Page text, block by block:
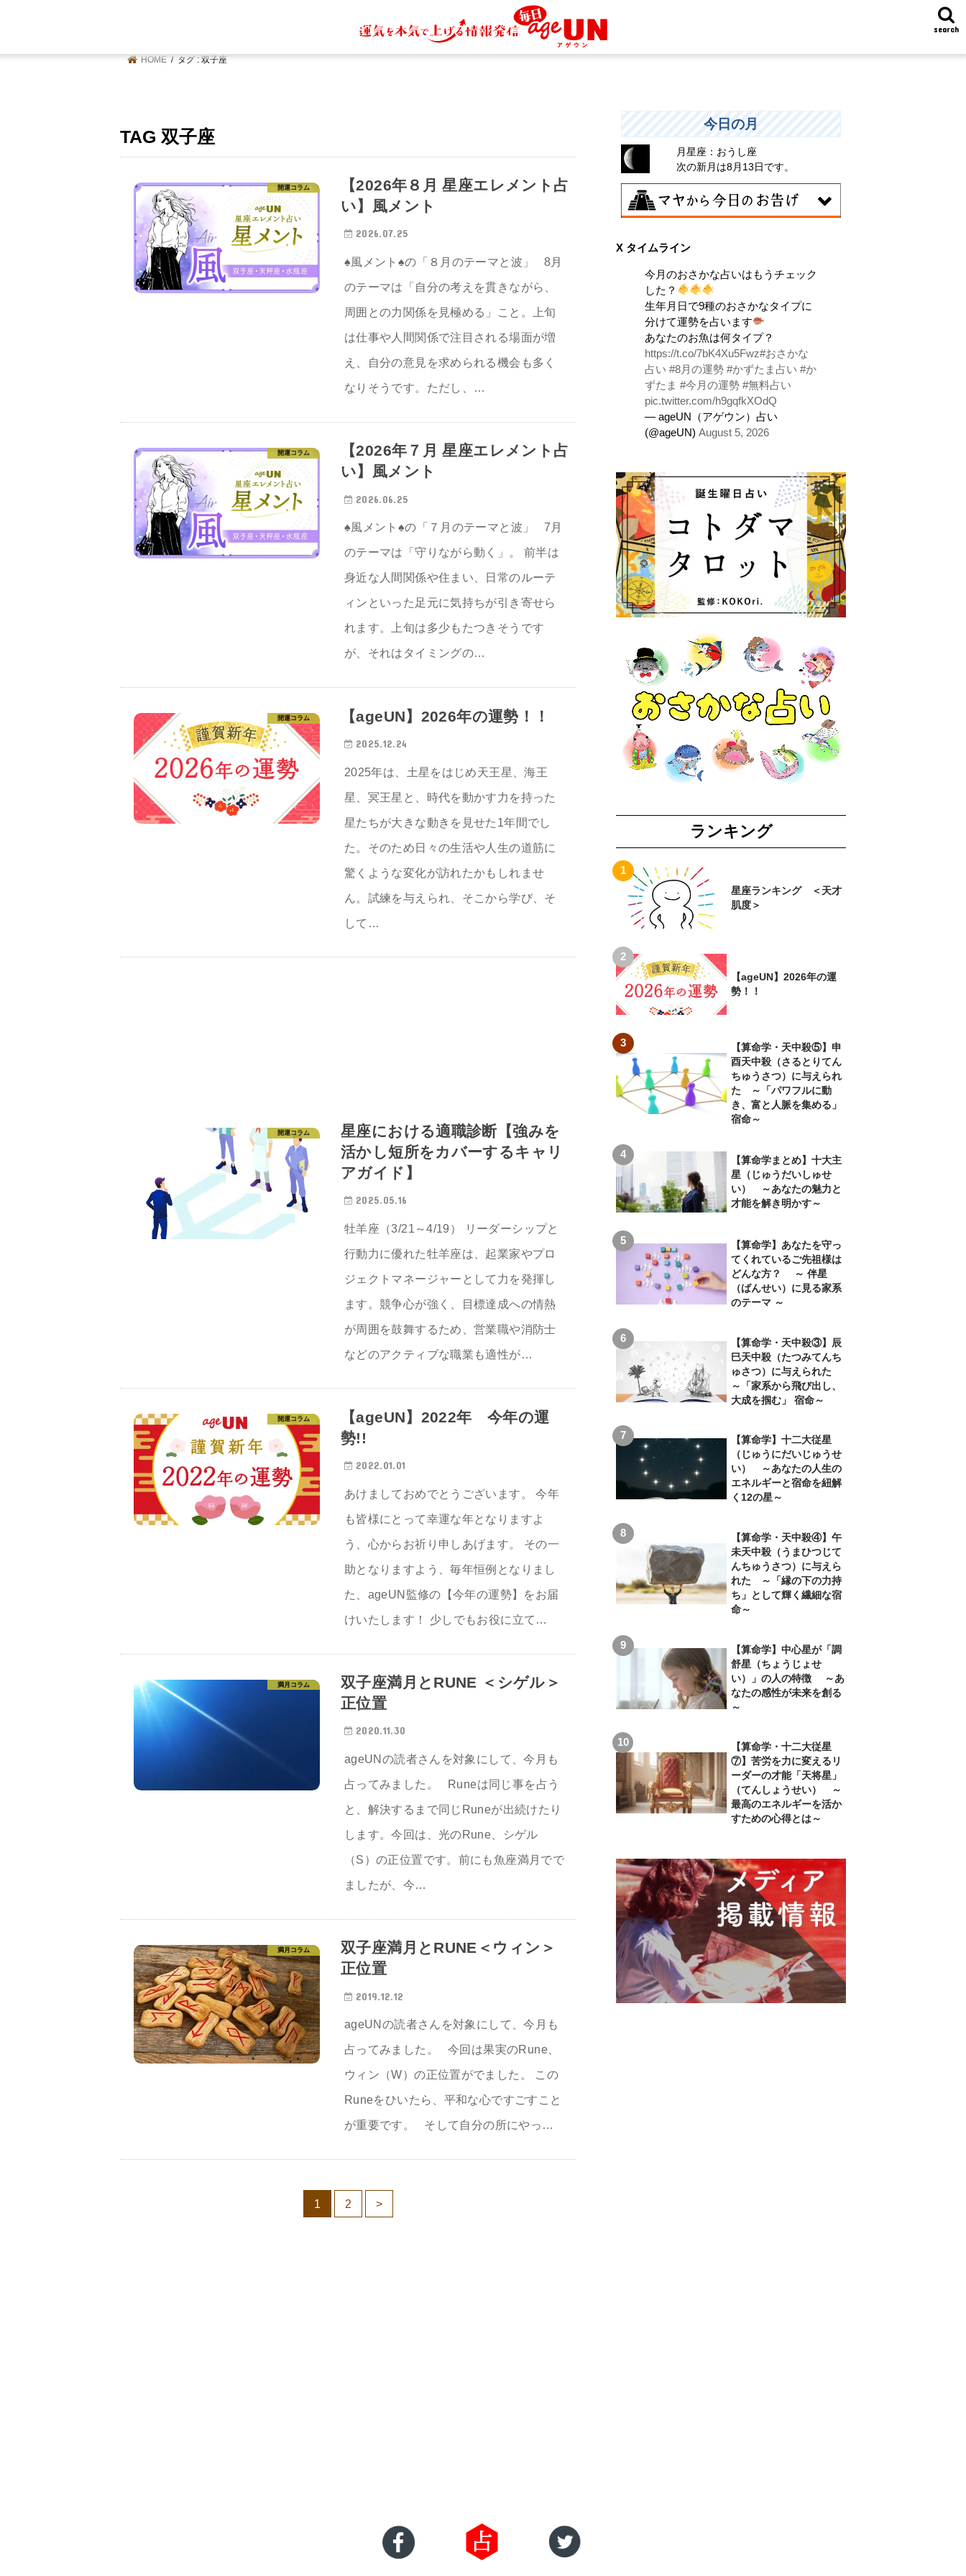
search
HOME タグ : 双子座
TAG 双子座
開運コラム
【2026年８月 星座エレメント占
い】風メント
2026.07.25
♠風メント♠の「８月のテーマと波」 8月
のテーマは「自分の考えを貫きながら、
周囲との力関係を見極める」こと。上旬
は仕事や人間関係で注目される場面が増
え、自分の意見を求められる機会も多く
なりそうです。ただし、…
開運コラム
【2026年７月 星座エレメント占
い】風メント
2026.06.25
♠風メント♠の「７月のテーマと波」 7月
のテーマは「守りながら動く」。 前半は
身近な人間関係や住まい、日常のルーテ
ィンといった足元に気持ちが引き寄せら
れます。上旬は多少もたつきそうです
が、それはタイミングの…
開運コラム 【ageUN】2026年の運勢！！
2025.12.24
2025年は、土星をはじめ天王星、海王
星、冥王星と、時代を動かす力を持った
星たちが大きな動きを見せた1年間でし
た。そのため日々の生活や人生の道筋に
驚くような変化が訪れたかもしれませ
ん。試練を与えられ、そこから学び、そ
して…
開運コラム
星座における適職診断【強みを
活かし短所をカバーするキャリ
アガイド】
2025.05.16
牡羊座（3/21～4/19） リーダーシップと
行動力に優れた牡羊座は、起業家やプロ
ジェクトマネージャーとして力を発揮し
ます。競争心が強く、目標達成への情熱
が周囲を鼓舞するため、営業職や消防士
などのアクティブな職業も適性が…
開運コラム
【ageUN】2022年 今年の運
勢!!
2022.01.01
あけましておめでとうございます。 今年
も皆様にとって幸運な年となりますよ
う、心からお祈り申しあげます。 その一
助となりますよう、毎年恒例となりまし
た、ageUN監修の【今年の運勢】をお届
けいたします！ 少しでもお役に立て…
満月コラム
双子座満月とRUNE ＜シゲル＞
正位置
2020.11.30
ageUNの読者さんを対象にして、今月も
占ってみました。 Runeは同じ事を占う
と、解決するまで同じRuneが出続けたり
します。今回は、光のRune、シゲル
（S）の正位置です。前にも魚座満月でで
ましたが、今…
満月コラム
双子座満月とRUNE＜ウィン＞
正位置
2019.12.12
ageUNの読者さんを対象にして、今月も
占ってみました。 今回は果実のRune、
ウィン（W）の正位置がでました。 この
Runeをひいたら、平和な心ですごすこと
が重要です。 そして自分の所にやっ…
1 2 >
今日の月
月星座：おうし座
次の新月は8月13日です。
伝統や歴史的な過去のやり方・道筋を踏襲
する日。あなたの直感で伝統を踏まえ、伝
統を乗り越えるひらめきを。
X タイムライン
今月のおさかな占いはもうチェック
した？
生年月日で9種のおさかなタイプに
分けて運勢を占います
あなたのお魚は何タイプ？
https://t.co/7bK4Xu5Fwz#おさかな
占い #8月の運勢 #かずたま占い #か
ずたま #今月の運勢 #無料占い
pic.twitter.com/h9gqfkXOdQ
— ageUN（アゲウン）占い
(@ageUN) August 5, 2026
ランキング
星座ランキング ＜天才
肌度＞
【ageUN】2026年の運
勢！！
【算命学・天中殺⑤】申
酉天中殺（さるとりてん
ちゅうさつ）に与えられ
た ～「パワフルに動
き、富と人脈を集める」
宿命～
【算命学まとめ】十大主
星（じゅうだいしゅせ
い） ～あなたの魅力と
才能を解き明かす～
【算命学】あなたを守っ
てくれているご先祖様は
どんな方？ ～ 伴星
（ばんせい）に見る家系
のテーマ ～
【算命学・天中殺③】辰
巳天中殺（たつみてんち
ゅさつ）に与えられた
～「家系から飛び出し、
大成を掴む」 宿命～
【算命学】十二大従星
（じゅうにだいじゅうせ
い） ～あなたの人生の
エネルギーと宿命を紐解
く12の星～
【算命学・天中殺④】午
未天中殺（うまひつじて
んちゅうさつ）に与えら
れた ～「縁の下の力持
ち」として輝く繊細な宿
命～
【算命学】中心星が「調
舒星（ちょうじょせ
い）」の人の特徴 ～あ
なたの感性が未来を創る
～
【算命学・十二大従星
⑦】苦労を力に変えるリ
ーダーの才能「天将星」
（てんしょうせい） ～
最高のエネルギーを活か
すための心得とは～